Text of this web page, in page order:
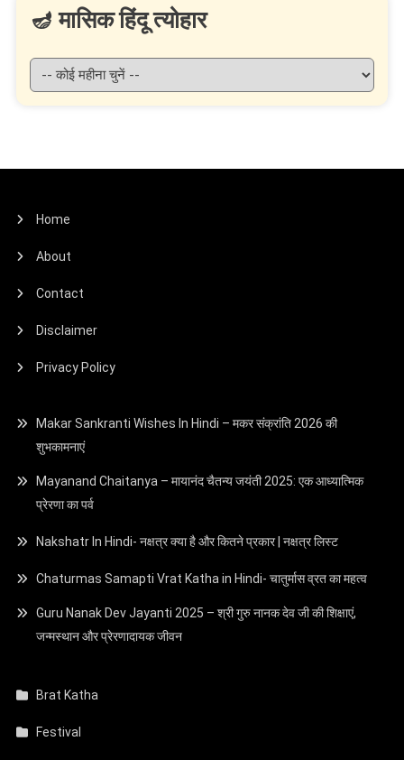
🪔 मासिक हिंदू त्योहार
Home
About
Contact
Disclaimer
Privacy Policy
Makar Sankranti Wishes In Hindi – मकर संक्रांति 2026 की
शुभकामनाएं
Mayanand Chaitanya – मायानंद चैतन्य जयंती 2025: एक आध्यात्मिक
प्रेरणा का पर्व
Nakshatr In Hindi- नक्षत्र क्या है और कितने प्रकार | नक्षत्र लिस्ट
Chaturmas Samapti Vrat Katha in Hindi- चातुर्मास व्रत का महत्व
Guru Nanak Dev Jayanti 2025 – श्री गुरु नानक देव जी की शिक्षाएं,
जन्मस्थान और प्रेरणादायक जीवन
Brat Katha
Festival